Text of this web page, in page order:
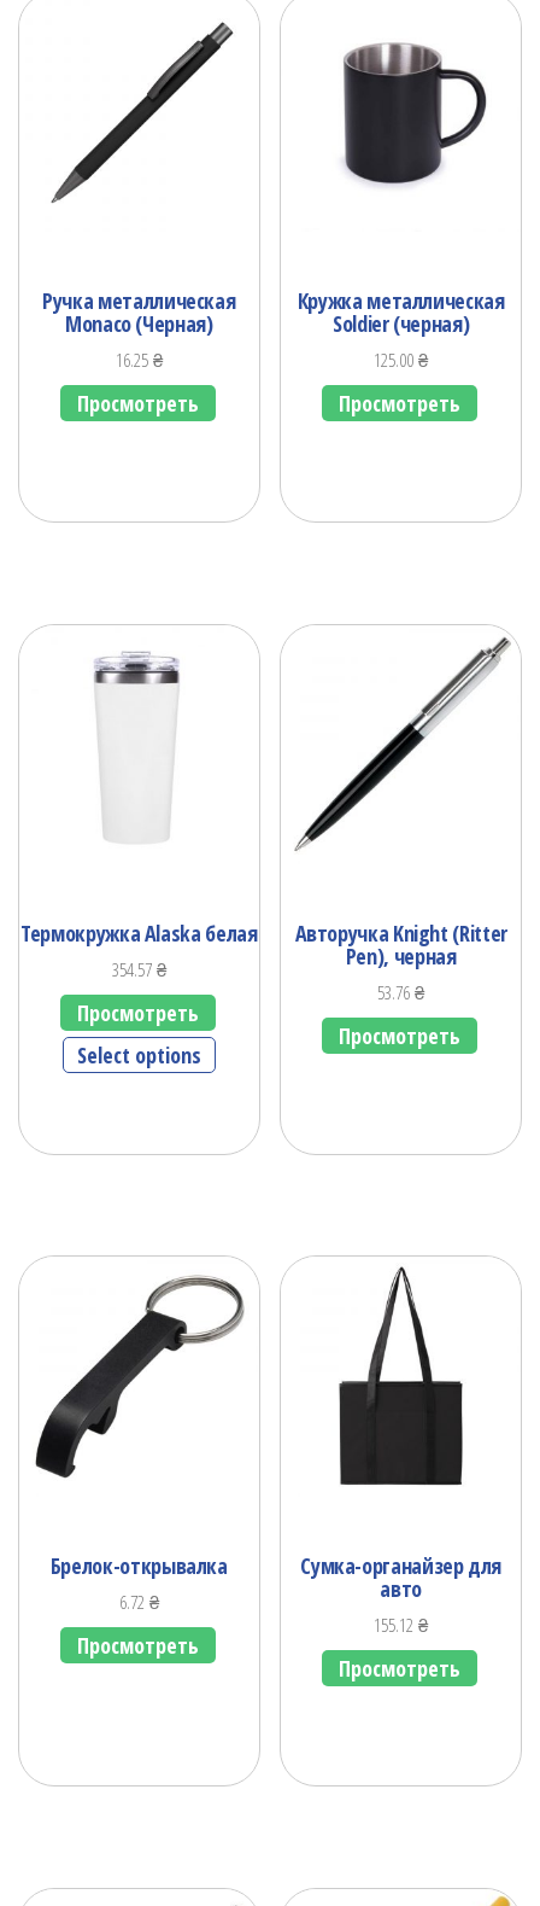
Ручка металлическая
Monaco (Черная)
16.25₴
Просмотреть
Кружка металлическая
Soldier (черная)
125.00₴
Просмотреть
Термокружка Alaska белая
354.57₴
Просмотреть
Select options
Авторучка Knight (Ritter
Pen), черная
53.76₴
Просмотреть
Брелок-открывалка
6.72 ₴
Просмотреть
Сумка-органайзер для
авто
155.12₴
Просмотреть